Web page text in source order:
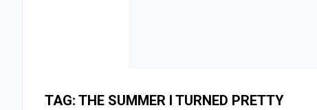
TAG: THE SUMMER I TURNED PRETTY